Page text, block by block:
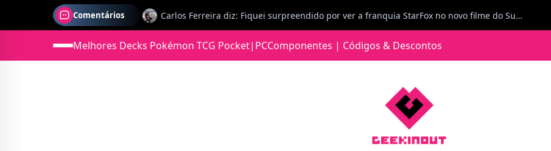
Comentários
Jorge Loureiro | Fearme diz: A versão da Switch 2 tem censura... mas também não perdes muito.
Melhores Decks Pokémon TCG Pocket| PCComponentes | Códigos & Descontos